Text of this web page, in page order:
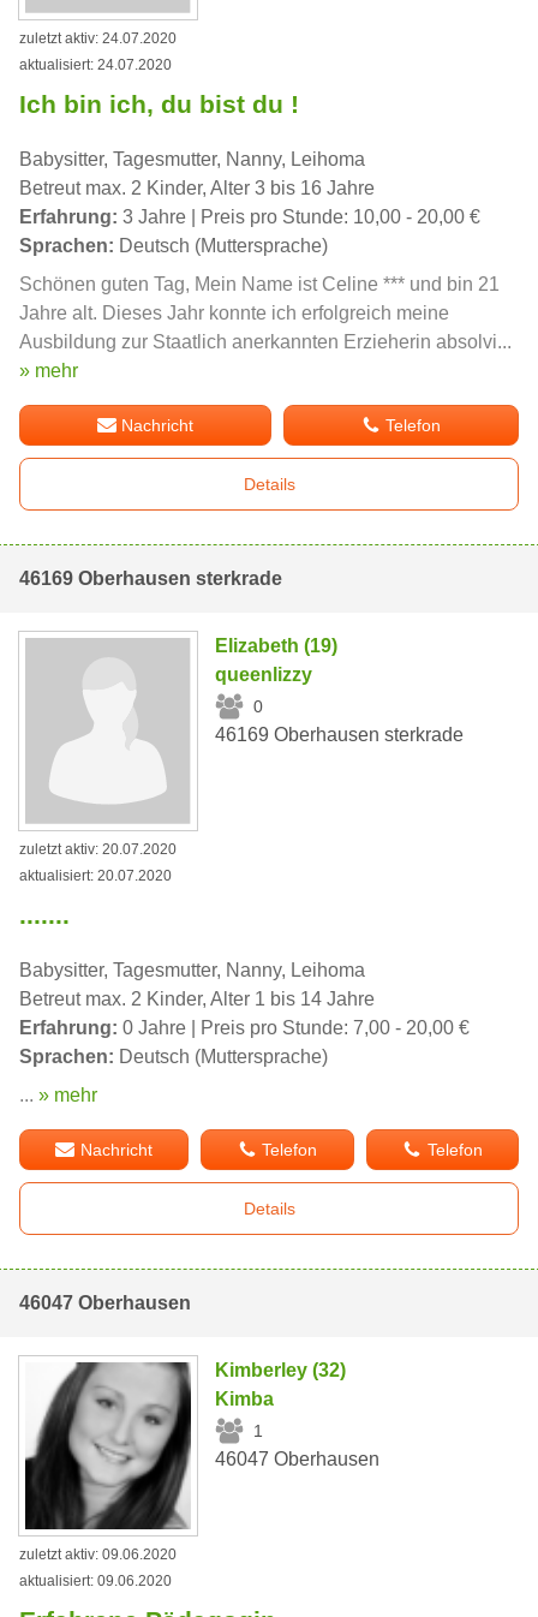
zuletzt aktiv: 24.07.2020
aktualisiert: 24.07.2020
Ich bin ich, du bist du !
Babysitter, Tagesmutter, Nanny, Leihoma
Betreut max. 2 Kinder, Alter 3 bis 16 Jahre
Erfahrung: 3 Jahre | Preis pro Stunde: 10,00 - 20,00 €
Sprachen: Deutsch (Muttersprache)
Schönen guten Tag, Mein Name ist Celine *** und bin 21
Jahre alt. Dieses Jahr konnte ich erfolgreich meine
Ausbildung zur Staatlich anerkannten Erzieherin absolvi...
» mehr
Nachricht Telefon
Details
46169 Oberhausen sterkrade
Elizabeth (19)
queenlizzy
0
46169 Oberhausen sterkrade
zuletzt aktiv: 20.07.2020
aktualisiert: 20.07.2020
.......
Babysitter, Tagesmutter, Nanny, Leihoma
Betreut max. 2 Kinder, Alter 1 bis 14 Jahre
Erfahrung: 0 Jahre | Preis pro Stunde: 7,00 - 20,00 €
Sprachen: Deutsch (Muttersprache)
... » mehr
Nachricht Telefon Telefon
Details
46047 Oberhausen
Kimberley (32)
Kimba
1
46047 Oberhausen
zuletzt aktiv: 09.06.2020
aktualisiert: 09.06.2020